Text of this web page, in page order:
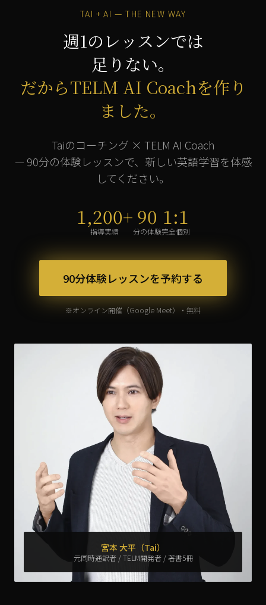
TAI + AI — THE NEW WAY
週1のレッスンでは
足りない。
だからTELM AI Coachを作り
ました。
Taiのコーチング × TELM AI Coach
— 90分の体験レッスンで、新しい英語学習を体感
してください。
1,200+
指導実績
90
分の体験
1:1
完全個別
90分体験レッスンを予約する
※オンライン開催（Google Meet）・無料
宮本 大平（Tai）
元同時通訳者 / TELM開発者 / 著書5冊